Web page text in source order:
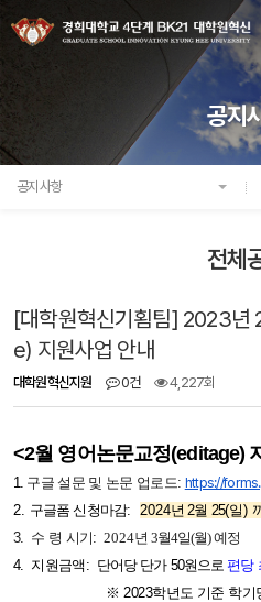
공지
공지사항
전체
[대학원혁신기횜팀] 2023년
e) 지원사업 안내
대학원혁신지원 0건 4,227회
<2월 영어논문교정(editage)
1. 구글 설문 및 논문 업로드: https://
2. 구글폼 신청마감: 2024년 2월 25(일)
3. 수 령 시기:2024년 3월4일(월) 예정
4. 지원금액: 단어당 단가 50원으로 편당
※2023학년도 기준 학기